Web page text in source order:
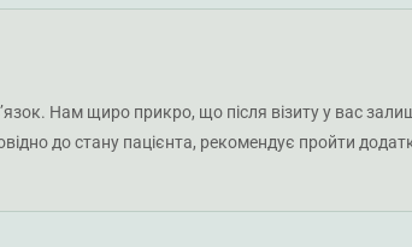
Нам щиро прикро, що після візиту у вас
до стану пацієнта, рекомендує пройти
аналізів зазвичай надаються подальші